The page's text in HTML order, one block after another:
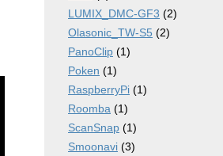
LUMIX_DMC-GF3 (2)
Olasonic_TW-S5 (2)
PanoClip (1)
Poken (1)
RaspberryPi (1)
Roomba (1)
ScanSnap (1)
Smoonavi (3)